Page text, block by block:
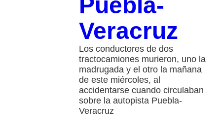
Veracruz
Los conductores de dos
tractocamiones murieron, uno la
madrugada y el otro la mañana
de este miércoles, al
accidentarse cuando circulaban
sobre la autopista Puebla-
Veracruz